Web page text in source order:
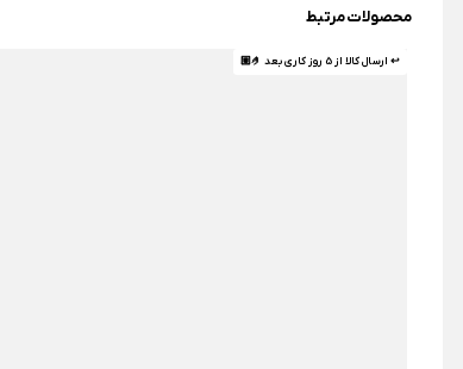
محصولات مرتبط
↩ ارسال کالا از 5 روز کاری بعد 🤌🏼